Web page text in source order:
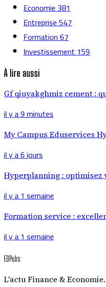
Economie381
Entreprise547
Formation67
Investissement159
À lire aussi
Gf qiuyakghmiz cement :
il y a 9 minutes
My Campus Eduservices
il y a 6 jours
Hyperplanning : optimisez
il y a 1 semaine
Formation service :
il y a 1 semaine
EDPubs
L'actu Finance & Economie.